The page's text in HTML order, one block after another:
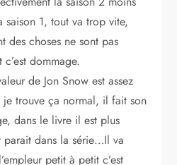
saison 1, tout va trop vite,
des choses ne sont pas
dommage.
de Jon Snow est assez
je trouve ça normal, il fait son
dans le livre il est plus
parait dans la série…Il va
petit à petit c’est